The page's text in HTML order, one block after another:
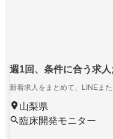
週1回、条件に合う求
新着求人をまとめて、LINEま
山梨県
臨床開発モニター